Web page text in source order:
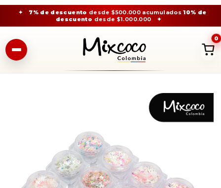
✦ 7% de descuento desde $500.000 acumulados10% de
descuento desde $1.000.000 ✦
0